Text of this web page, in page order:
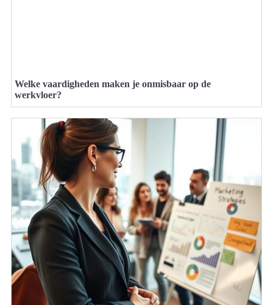
Welke vaardigheden maken je onmisbaar op de
werkvloer?